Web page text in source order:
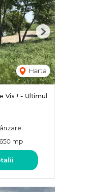
Harta
Next
Vis ! - Ultimul
650 mp